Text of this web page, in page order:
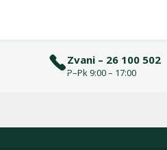
Zvani – 26 100 502
P–Pk 9:00 – 17:00